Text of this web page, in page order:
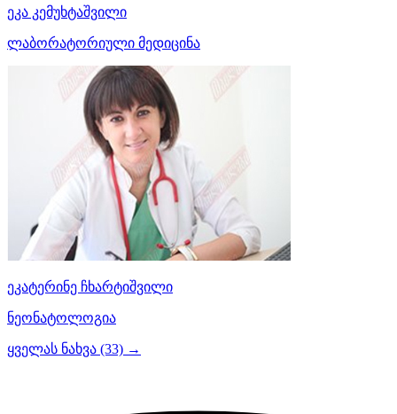
ეკა კემუხტაშვილი
ლაბორატორიული მედიცინა
ეკატერინე ჩხარტიშვილი
ნეონატოლოგია
ყველას ნახვა (33) →